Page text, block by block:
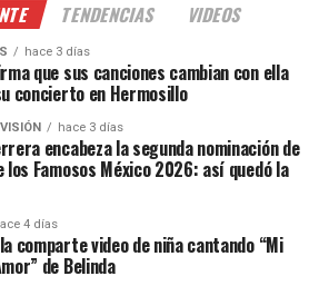
TENDENCIAS VIDEOS
hace 3 días
que sus canciones cambian con ella
concierto en Hermosillo
hace 3 días
encabeza la segunda nominación de
los Famosos México 2026: así quedó la
4 días
comparte video de niña cantando “Mi
de Belinda